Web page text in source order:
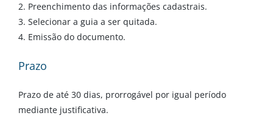
2. Preenchimento das informações cadastrais.
3. Selecionar a guia a ser quitada.
4. Emissão do documento.
Prazo
Prazo de até 30 dias, prorrogável por igual período
mediante justificativa.